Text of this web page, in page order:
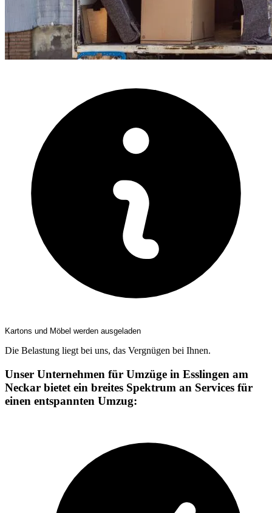
Kartons und Möbel werden ausgeladen
Die Belastung liegt bei uns, das Vergnügen bei Ihnen.
Unser Unternehmen für Umzüge in Esslingen am
Neckar bietet ein breites Spektrum an Services für
einen entspannten Umzug: